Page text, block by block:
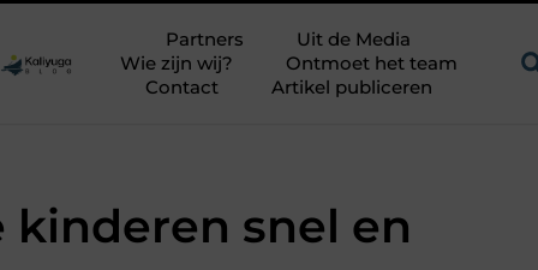
Partners
Uit de Media
Wie zijn wij?
Ontmoet het team
Contact
Artikel publiceren
snel en